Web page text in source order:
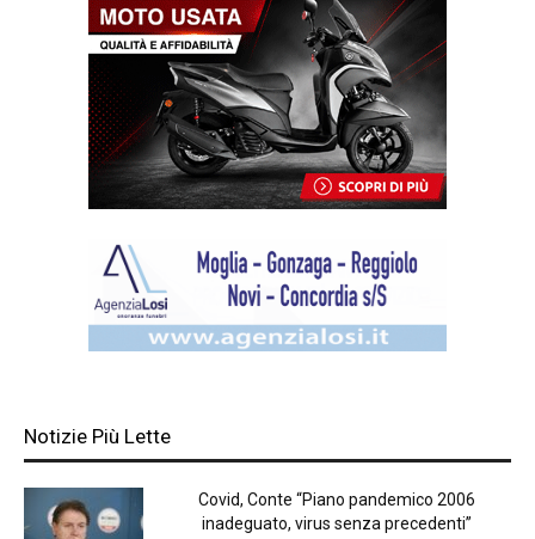
Notizie Più Lette
Covid, Conte “Piano pandemico 2006
inadeguato, virus senza precedenti”